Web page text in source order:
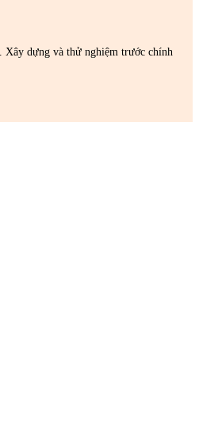
. Xây dựng và thử nghiệm trước chính